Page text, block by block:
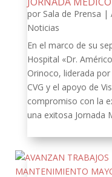
por Sala de Prensa |
Noticias
En el marco de su
Hospital «Dr.
Orinoco, liderada
CVG y el apoyo de
compromiso con la
una exitosa Jornada